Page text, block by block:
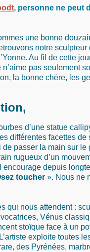
, personne ne peut
une bonne
notre sculpteur
Au fil de cette
pas seulement
la bonne chère, les
d’une statue
différentes facettes de
passer la main sur le
rugueux d’un
depuis
toucher ». Nous ne
qui nous attendent :
Vénus
stoïque face à un
exploite toutes
des Pyrénées,